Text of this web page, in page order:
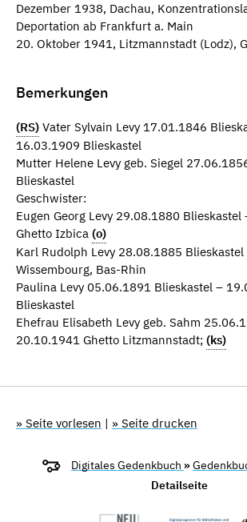
Dezember 1938, Dachau,
Deportation ab Frankfurt a. Main
20. Oktober 1941, Litzmannstadt (Lodz),
Bemerkungen
(RS) Vater Sylvain Levy 17.01.1846
16.03.1909 Blieskastel
Mutter Helene Levy geb. Siegel
Blieskastel
Geschwister:
Eugen Georg Levy 29.08.1880
Ghetto Izbica (o)
Karl Rudolph Levy 28.08.1885
Wissembourg, Bas-Rhin
Paulina Levy 05.06.1891 Blieskastel –
Blieskastel
Ehefrau Elisabeth Levy geb. Sahm
20.10.1941 Ghetto Litzmannstadt; (ks)
» Seite vorlesen | » Seite drucken
Digitales Gedenkbuch »
Detailseite